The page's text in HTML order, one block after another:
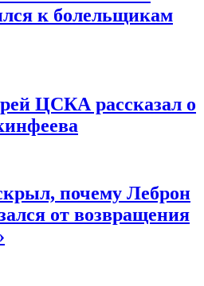
к болельщикам
ЦСКА рассказал о
почему Леброн
от возвращения